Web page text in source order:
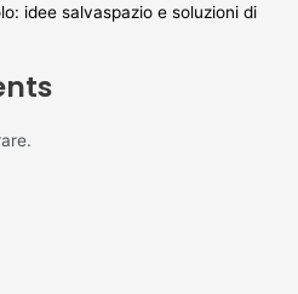
idee salvaspazio e soluzioni di